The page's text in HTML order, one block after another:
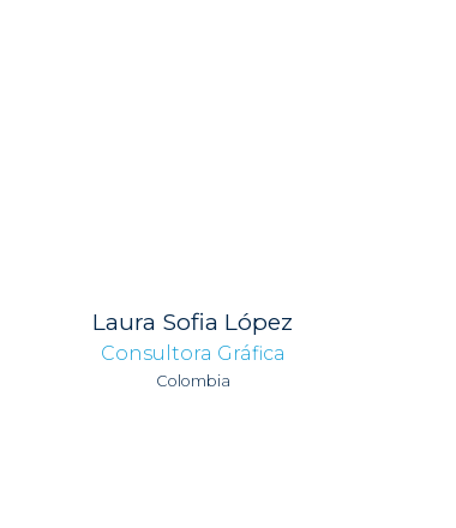
Laura Sofia López
Consultora Gráfica
Colombia